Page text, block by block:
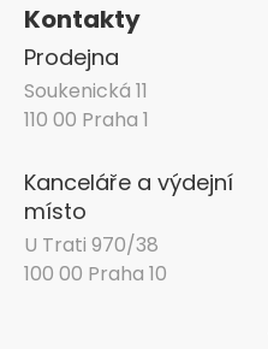
Kontakty
Prodejna
Soukenická 11
110 00 Praha 1
Kanceláře a výdejní
místo
U Trati 970/38
100 00 Praha 10